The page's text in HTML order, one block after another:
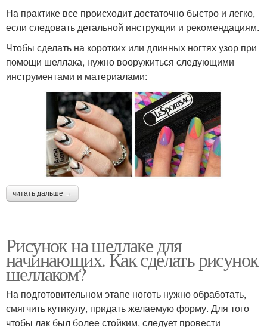
На практике все происходит достаточно быстро и легко,
если следовать детальной инструкции и рекомендациям.
Чтобы сделать на коротких или длинных ногтях узор при
помощи шеллака, нужно вооружиться следующими
инструментами и материалами:
читать дальше →
Рисунок на шеллаке для
начинающих. Как сделать рисунок
шеллаком?
На подготовительном этапе ноготь нужно обработать,
смягчить кутикулу, придать желаемую форму. Для того
чтобы лак был более стойким, следует провести